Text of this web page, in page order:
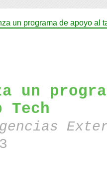
un programa de apoyo al
un
Tech